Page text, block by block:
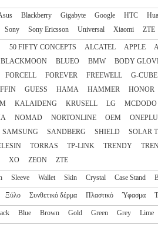
Blackberry Gigabyte Google HTC
Sony Sony Ericsson Universal Xiaomi ZTE
50 FIFTY CONCEPTS ALCATEL APPLE
BLACKMOON BLUEO BMW BODY
FORCELL FOREVER FREEWELL G-CUBE
GUESS HAMA HAMMER HONOR
KALAIDENG KRUSELL LG MCDODO
NOMAD NORTONLINE OEM
SAMSUNG SANDBERG SHIELD SOLAR
TORRAS TP-LINK TRENDY
XO ZEON ZTE
Sleeve Wallet Skin Crystal Case Stand
Ξύλο Συνθετικό δέρμα Πλαστικό Ύφασμα
Blue Brown Gold Green Grey Lime